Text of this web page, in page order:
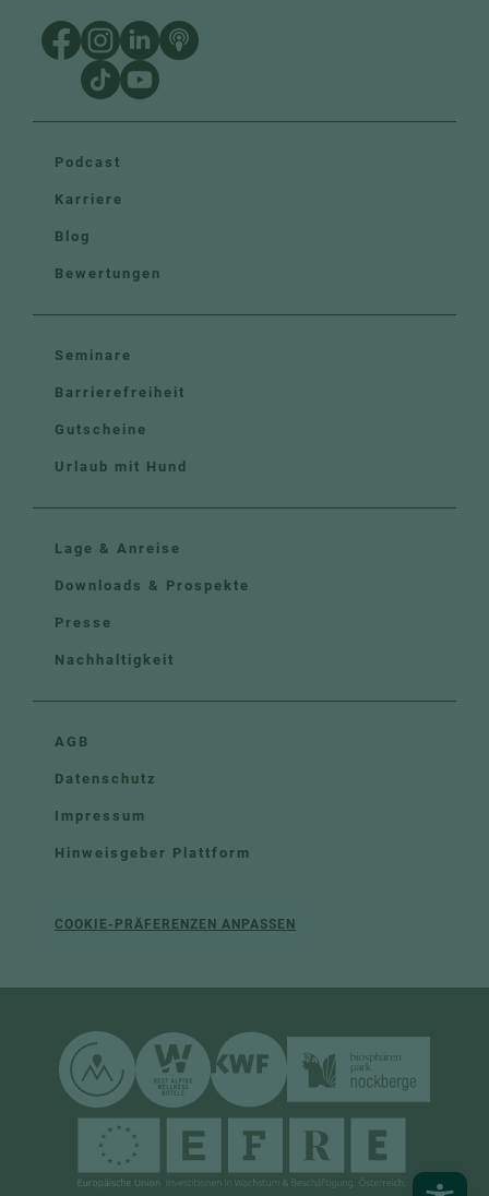
Podcast
Karriere
Blog
Bewertungen
Seminare
Barrierefreiheit
Gutscheine
Urlaub mit Hund
Lage & Anreise
Downloads & Prospekte
Presse
Nachhaltigkeit
AGB
Datenschutz
Impressum
Hinweisgeber Plattform
COOKIE-PRÄFERENZEN ANPASSEN